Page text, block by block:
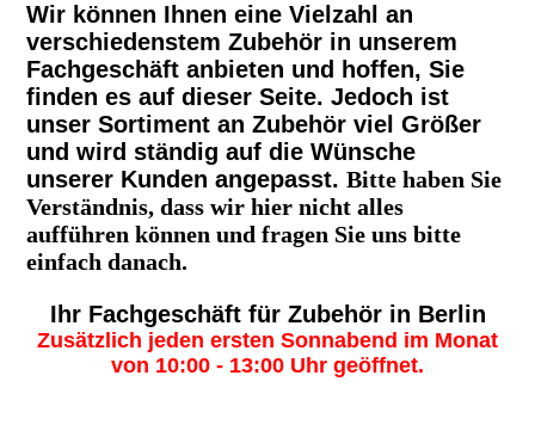
Wir können Ihnen eine Vielzahl an
verschiedenstem Zubehör in unserem
Fachgeschäft anbieten und hoffen, Sie
finden es auf dieser Seite. Jedoch ist
unser Sortiment an Zubehör viel Größer
und wird ständig auf die Wünsche
unserer Kunden angepasst.Bitte haben Sie
Verständnis, dass wir hier nicht alles
aufführen können und fragen Sie uns bitte
einfach danach.
Ihr Fachgeschäft für Zubehör in Berlin
Zusätzlich jeden ersten Sonnabend im Monat
von 10:00 - 13:00 Uhr geöffnet.